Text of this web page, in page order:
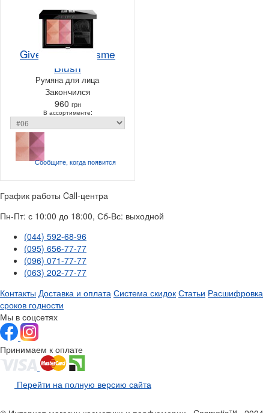
Givenchy Le Prisme
Blush
Румяна для лица
Закончился
960 грн
В ассортименте:
Сообщите, когдапоявится
График работы Call-центра
Пн-Пт: с 10:00 до 18:00, Сб-Вс: выходной
(044) 592-68-96
(095) 656-77-77
(096) 071-77-77
(063) 202-77-77
Контакты Доставка и оплата Система скидок Статьи Расшифровка
сроков годности
Мы в соцсетях
Принимаем к оплате
Перейти на полную версию сайта